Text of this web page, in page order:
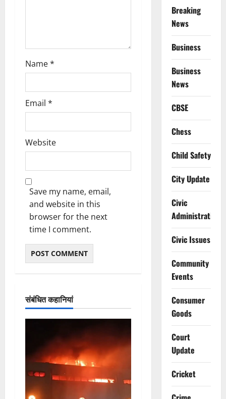
Name*
Email *
Website
Save my name, email,
and website in this
browser for the next
time I comment.
संबंधित कहानियां
Breaking
News
Business
Business
News
CBSE
Chess
Child Safety
City Update
Civic
Administration
Civic Issues
Community
Events
Consumer
Goods
Court
Update
Cricket